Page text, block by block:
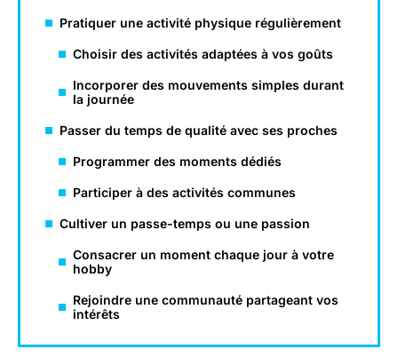
Pratiquer une activité physique régulièrement
Choisir des activités adaptées à vos goûts
Incorporer des mouvements simples durant
la journée
Passer du temps de qualité avec ses proches
Programmer des moments dédiés
Participer à des activités communes
Cultiver un passe-temps ou une passion
Consacrer un moment chaque jour à votre
hobby
Rejoindre une communauté partageant vos
intérêts